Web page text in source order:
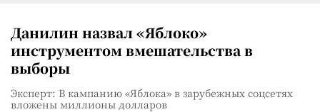
Данилин назвал «Яблоко»
инструментом вмешательства в
выборы
Эксперт: В кампанию «Яблока» в зарубежных соцсетях
вложены миллионы долларов